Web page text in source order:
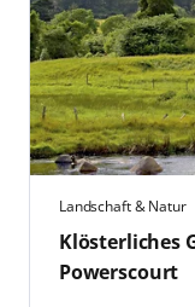
Landschaft & Natur
Klösterliches
Powerscourt